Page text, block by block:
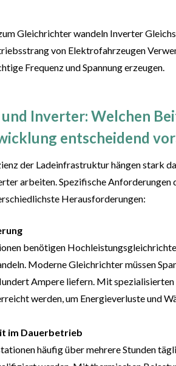
Gleichrichter wandeln Inverter
von Elektrofahrzeugen
Frequenz und Spannung erzeugen.
und Inverter: Welchen
entscheidend
der Ladeinfrastruktur hängen stark
arbeiten.Spezifische Anforderungen
Herausforderungen:
benötigen
Moderne Gleichrichter müssen
Ampere liefern. Mit
werden, um Energieverluste und
im Dauerbetrieb
häufig über mehrere Stunden